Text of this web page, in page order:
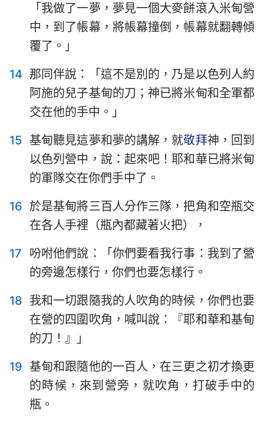
1 2 3 4
8
9 10 11 12 13
14
15
16 17 18 19 20
「我做了一夢，夢見一個大麥餅滾入米甸營
中，到了帳幕，將帳幕撞倒，帳幕就翻轉傾
覆了。」
14 那同伴說：「這不是別的，乃是以色列人約
阿施的兒子基甸的刀；神已將米甸和全軍都
交在他的手中。」
15 基甸聽見這夢和夢的講解，就敬拜神，回到
以色列營中，說：起來吧！耶和華已將米甸
的軍隊交在你們手中了。
16 於是基甸將三百人分作三隊，把角和空瓶交
在各人手裡（瓶內都藏著火把），
17
吩咐他們說：「你們要看我行事：我到了營
的旁邊怎樣行，你們也要怎樣行。
18 我和一切跟隨我的人吹角的時候，你們也要
在營的四圍吹角，喊叫說：『耶和華和基甸
的刀！』」
19 基甸和跟隨他的一百人，在三更之初才換更
的時候，來到營旁，就吹角，打破手中的
瓶。